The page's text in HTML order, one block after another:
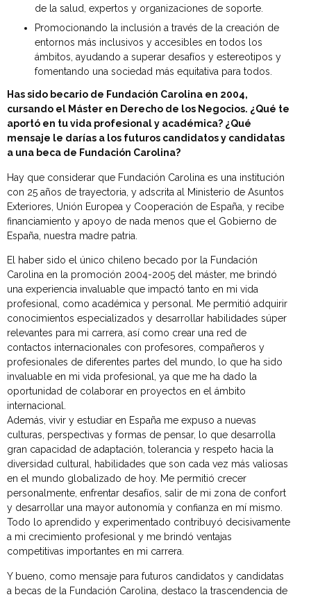
de la salud, expertos y organizaciones de soporte.
Promocionando la inclusión a través de la creación de
entornos más inclusivos y accesibles en todos los
ámbitos, ayudando a superar desafíos y estereotipos y
fomentando una sociedad más equitativa para todos.
Has sido becario de Fundación Carolina en 2004,
cursando el Máster en Derecho de los Negocios. ¿Qué te
aportó en tu vida profesional y académica? ¿Qué
mensaje le darías a los futuros candidatos y candidatas
a una beca de Fundación Carolina?
Hay que considerar que Fundación Carolina es una institución
con 25 años de trayectoria, y adscrita al Ministerio de Asuntos
Exteriores, Unión Europea y Cooperación de España, y recibe
financiamiento y apoyo de nada menos que el Gobierno de
España, nuestra madre patria.
El haber sido el único chileno becado por la Fundación
Carolina en la promoción 2004-2005 del máster, me brindó
una experiencia invaluable que impactó tanto en mi vida
profesional, como académica y personal. Me permitió adquirir
conocimientos especializados y desarrollar habilidades súper
relevantes para mi carrera, así como crear una red de
contactos internacionales con profesores, compañeros y
profesionales de diferentes partes del mundo, lo que ha sido
invaluable en mi vida profesional, ya que me ha dado la
oportunidad de colaborar en proyectos en el ámbito
internacional.
Además, vivir y estudiar en España me expuso a nuevas
culturas, perspectivas y formas de pensar, lo que desarrolla
gran capacidad de adaptación, tolerancia y respeto hacia la
diversidad cultural, habilidades que son cada vez más valiosas
en el mundo globalizado de hoy. Me permitió crecer
personalmente, enfrentar desafíos, salir de mi zona de confort
y desarrollar una mayor autonomía y confianza en mí mismo.
Todo lo aprendido y experimentado contribuyó decisivamente
a mi crecimiento profesional y me brindó ventajas
competitivas importantes en mi carrera.
Y bueno, como mensaje para futuros candidatos y candidatas
a becas de la Fundación Carolina, destaco la trascendencia de